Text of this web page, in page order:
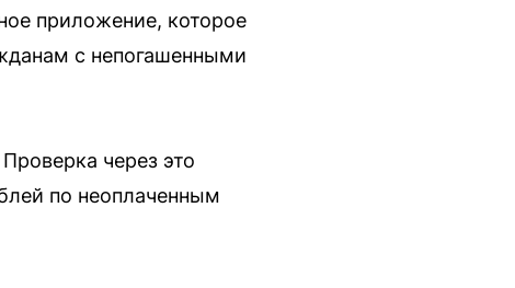
приложение, которое
с непогашенными
через это
по неоплаченным